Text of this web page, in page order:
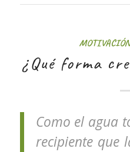
MOTIVACIÓN
¿Qué forma
Como el agua
recipiente que